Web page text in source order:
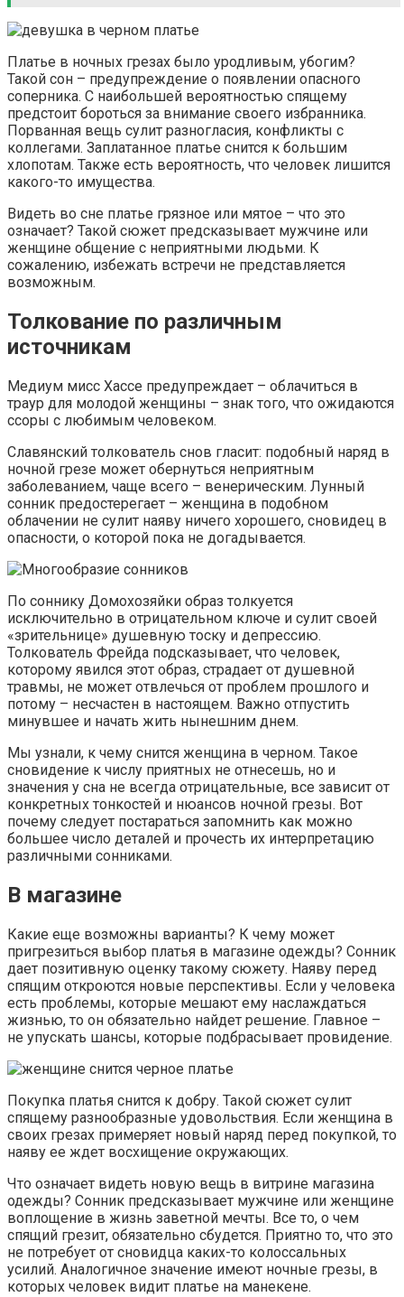
Платье в ночных грезах было уродливым, убогим?
Такой сон – предупреждение о появлении опасного
соперника. С наибольшей вероятностью спящему
предстоит бороться за внимание своего избранника.
Порванная вещь сулит разногласия, конфликты с
коллегами. Заплатанное платье снится к большим
хлопотам. Также есть вероятность, что человек лишится
какого-то имущества.
Видеть во сне платье грязное или мятое – что это
означает? Такой сюжет предсказывает мужчине или
женщине общение с неприятными людьми. К
сожалению, избежать встречи не представляется
возможным.
Толкование по различным
источникам
Медиум мисс Хассе предупреждает – облачиться в
траур для молодой женщины – знак того, что ожидаются
ссоры с любимым человеком.
Славянский толкователь снов гласит: подобный наряд в
ночной грезе может обернуться неприятным
заболеванием, чаще всего – венерическим. Лунный
сонник предостерегает – женщина в подобном
облачении не сулит наяву ничего хорошего, сновидец в
опасности, о которой пока не догадывается.
По соннику Домохозяйки образ толкуется
исключительно в отрицательном ключе и сулит своей
«зрительнице» душевную тоску и депрессию.
Толкователь Фрейда подсказывает, что человек,
которому явился этот образ, страдает от душевной
травмы, не может отвлечься от проблем прошлого и
потому – несчастен в настоящем. Важно отпустить
минувшее и начать жить нынешним днем.
Мы узнали, к чему снится женщина в черном. Такое
сновидение к числу приятных не отнесешь, но и
значения у сна не всегда отрицательные, все зависит от
конкретных тонкостей и нюансов ночной грезы. Вот
почему следует постараться запомнить как можно
большее число деталей и прочесть их интерпретацию
различными сонниками.
В магазине
Какие еще возможны варианты? К чему может
пригрезиться выбор платья в магазине одежды? Сонник
дает позитивную оценку такому сюжету. Наяву перед
спящим откроются новые перспективы. Если у человека
есть проблемы, которые мешают ему наслаждаться
жизнью, то он обязательно найдет решение. Главное –
не упускать шансы, которые подбрасывает провидение.
Покупка платья снится к добру. Такой сюжет сулит
спящему разнообразные удовольствия. Если женщина в
своих грезах примеряет новый наряд перед покупкой, то
наяву ее ждет восхищение окружающих.
Что означает видеть новую вещь в витрине магазина
одежды? Сонник предсказывает мужчине или женщине
воплощение в жизнь заветной мечты. Все то, о чем
спящий грезит, обязательно сбудется. Приятно то, что это
не потребует от сновидца каких-то колоссальных
усилий. Аналогичное значение имеют ночные грезы, в
которых человек видит платье на манекене.